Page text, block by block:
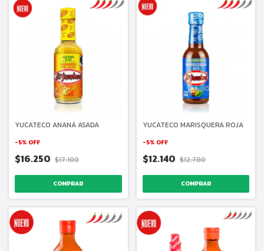
YUCATECO ANANÁ ASADA
-5% OFF
$16.250 $17.100
YUCATECO MARISQUERA ROJA
-5% OFF
$12.140 $12.780